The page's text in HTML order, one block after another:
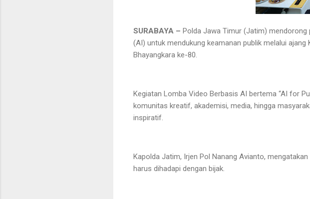
SURABAYA – Polda Jawa Timur (Jatim)
(AI) untuk mendukung keamanan publik melalui ajang
Bhayangkara ke-80.
Kegiatan Lomba Video Berbasis AI bertema “AI for
komunitas kreatif, akademisi, media, hingga
inspiratif.
Kapolda Jatim, Irjen Pol Nanang Avianto,
harus dihadapi dengan bijak.